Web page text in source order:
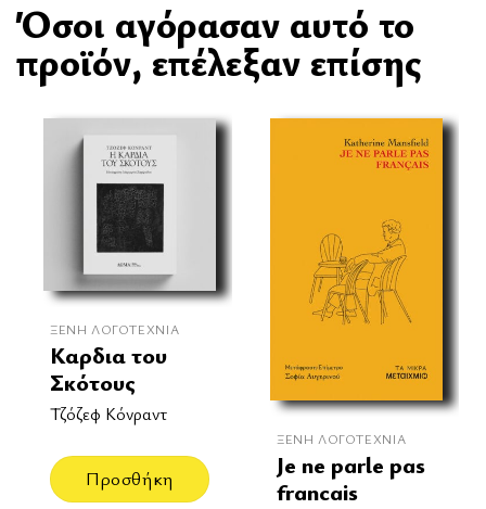
Όσοι αγόρασαν αυτό το
προϊόν, επέλεξαν επίσης
ΞΈΝΗ ΛΟΓΟΤΕΧΝΊΑ
Καρδια του
Σκότους
Τζόζεφ Κόνραντ
Προσθήκη
ΞΈΝΗ ΛΟΓΟΤΕΧΝΊΑ
Je ne parle pas
francais